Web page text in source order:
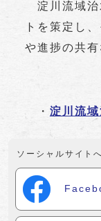
淀川流域治
トを策定し
や進捗の共有
・ 淀川流
ソーシャルサイト